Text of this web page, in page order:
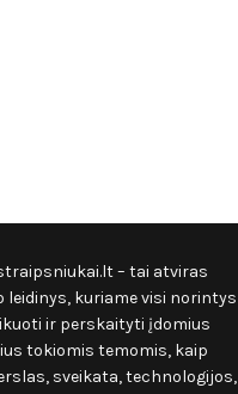
– tai atviras
leidinys, kuriame visi norintys
ir perskaityti įdomius
tokiomis temomis, kaip
sveikata, technologijos,